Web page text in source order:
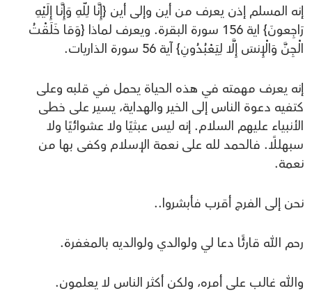
إنه المسلم إذن يعرف من أين وإلى أين {إِنَّا لِلّهِ وَإِنَّـا إِلَيْهِ
رَاجِعونَ} اية 156 سورة البقرة. ويعرف لماذا {وَمَا خَلَقْتُ
الْجِنَّ وَالْإِنسَ إِلَّا لِيَعْبُدُونِ} آية 56 سورة الذاريات.
إنه يعرف مهمته في هذه الحياة يحمل في قلبه وعلى
كتفيه دعوة الناس إلى الخير والهداية، يسير على خطى
الأنبياء عليهم السلام. إنه ليس عبثيًا ولا عشوائيًا ولا
سبهللًا. فالحمد لله على نعمة الإسلام وكفى بها من
نعمة.
نحن إلى الفرج أقرب فأبشروا..
رحم الله قارئًا دعا لي ولوالدي ولوالديه بالمغفرة.
والله غالب على أمره، ولكن أكثر الناس لا يعلمون.